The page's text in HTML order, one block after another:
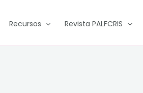
Recursos Revista PALFCRIS